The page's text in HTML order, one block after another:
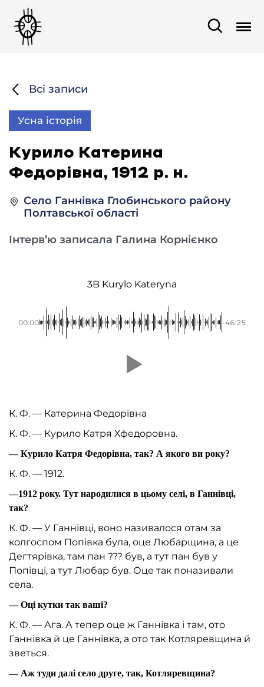
Всі записи
Усна історія
Курило Катерина
Федорівна, 1912 р. н.
Село Ганнівка Глобинського району
Полтавської області
Інтерв’ю записала Галина Корнієнко
3B Kurylo Kateryna
00:00 -46:25
К. Ф. — Катерина Федорівна
К. Ф. — Курило Катря Хфедоровна.
— Курило Катря Федорівна, так? А якого ви року?
К. Ф. — 1912.
—1912 року. Тут народилися в цьому селі, в Ганнівці,
так?
К. Ф. — У Ганнівці, воно називалося отам за
колгоспом Попівка була, оце Любарщина, а це
Дегтярівка, там пан ??? був, а тут пан був у
Попівці, а тут Любар був. Оце так поназивали
села.
— Оці кутки так ваші?
К. Ф. — Ага. А тепер оце ж Ганнівка і там, ото
Ганнівка й це Ганнівка, а ото так Котляревщина й
зветься.
— Аж туди далі село друге, так, Котляревщина?